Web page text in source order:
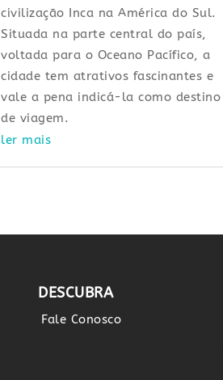
civilização Inca na América do Sul.
Situada na parte central do país,
voltada para o Oceano Pacífico, a
cidade tem atrativos fascinantes e
vale a pena indicá-la como destino
de viagem.
ler mais
DESCUBRA
Fale Conosco